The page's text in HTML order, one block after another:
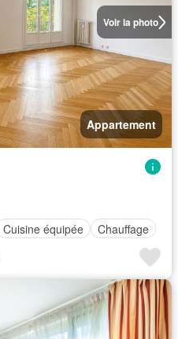
Voir la photo
Appartement
Cuisine équipée Chauffage